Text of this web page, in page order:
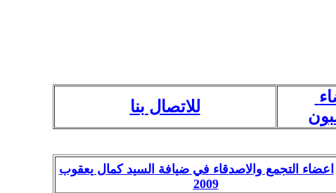
للاتصال بنا
اعضاء التجمع والاصدقاء في ضيافة السيد كمال يعقوب
2009